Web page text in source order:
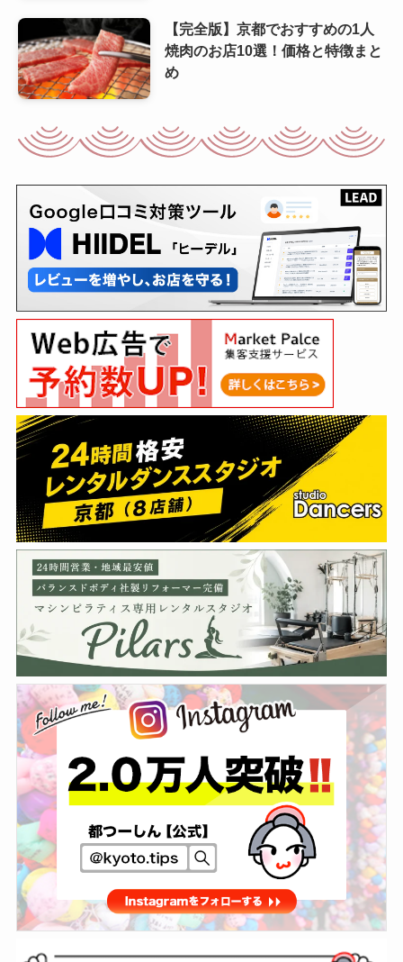
【完全版】京都でおすすめの1人
焼肉のお店10選！価格と特徴まと
め